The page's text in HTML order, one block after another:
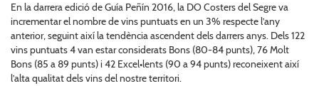
En la darrera edició de Guía Peñín 2016, la DO Costers del Segre va
incrementar el nombre de vins puntuats en un 3% respecte l’any
anterior, seguint així la tendència ascendent dels darrers anys. Dels 122
vins puntuats 4 van estar considerats Bons (80-84 punts), 76 Molt
Bons (85 a 89 punts) i 42 Excel•lents (90 a 94 punts) reconeixent així
l’alta qualitat dels vins del nostre territori.